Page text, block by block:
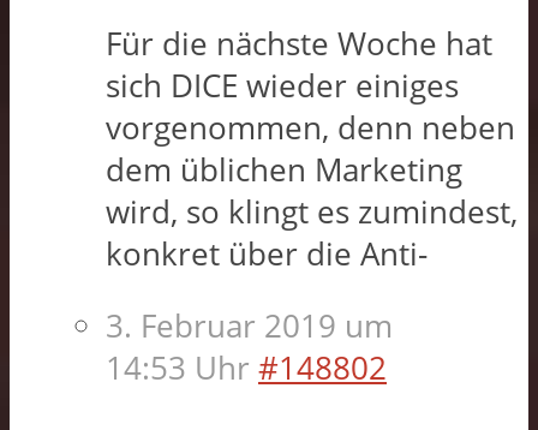
Für die nächste Woche hat
sich DICE wieder einiges
vorgenommen, denn neben
dem üblichen Marketing
wird, so klingt es zumindest,
konkret über die Anti-
3. Februar 2019 um
14:53 Uhr #148802